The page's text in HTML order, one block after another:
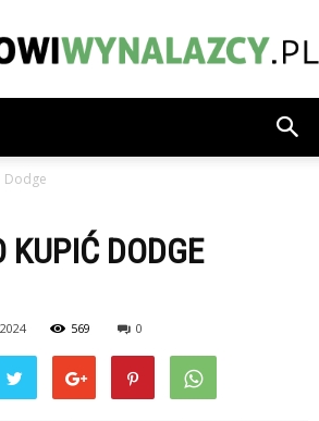
Dodge
KUPIĆ DODGE
569 0